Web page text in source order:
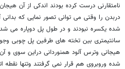
نامتقارنی درست کرده بودند اندکی از آن
دربدن را وقتی می توانی تصور نمایی که
سانتیمتری بین تخته های طرفین پل چوبی
هیجانی وترس آلود همنوردانی دراین سوی و
شده وروبروی هم قرار نمی گرفتند وتنها